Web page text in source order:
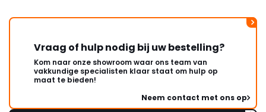
Vraag of hulp nodig bij uw bestelling?
Kom naar onze showroom waar ons team van
vakkundige specialisten klaar staat om hulp op
maat te bieden!
Neem contact met ons op